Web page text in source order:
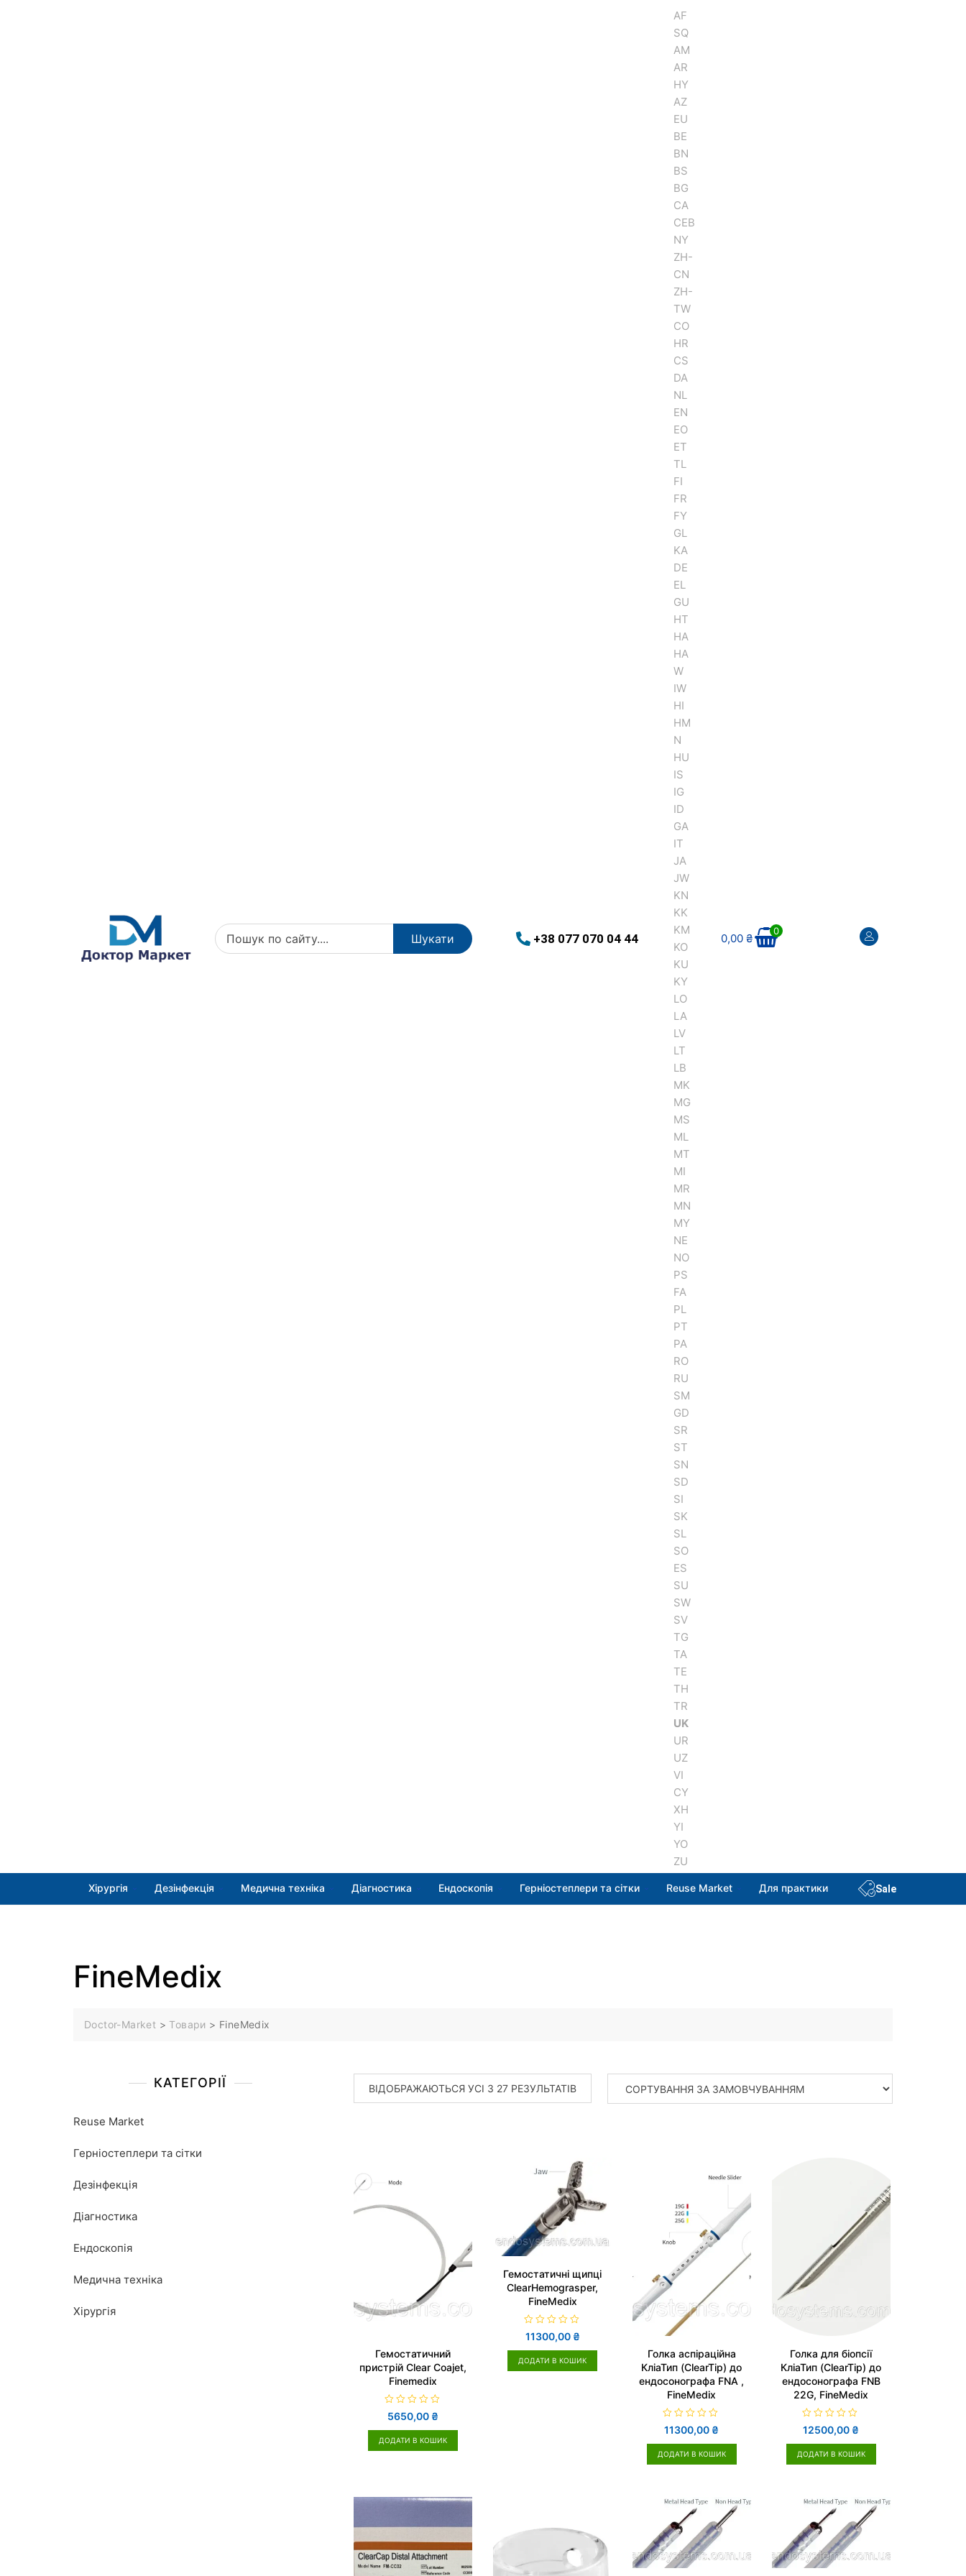
Шукати +38 077 070 04 44
AF
SQ
AM
AR
HY
AZ
EU
BE
BN
BS
BG
CA
CEB
NY
ZH-
CN
ZH-
TW
CO
HR
CS
DA
NL
EN
EO
ET
TL
FI
FR
FY
GL
KA
DE
EL
GU
HT
HA
HA
W
IW
HI
HM
N
HU
IS
IG
ID
GA
IT
JA
JW
KN
KK
KM
KO
KU
KY
LO
LA
LV
LT
LB
MK
MG
MS
ML
MT
MI
MR
MN
MY
NE
NO
PS
FA
PL
PT
PA
RO
RU
SM
GD
SR
ST
SN
SD
SI
SK
SL
SO
ES
SU
SW
SV
TG
TA
TE
TH
TR
UK
UR
UZ
VI
CY
XH
YI
YO
ZU
0,00₴
0
Хірургія Дезінфекція Медична техніка Діагностика Ендоскопія Герніостеплери та сітки Reuse Market Для практики Sale
FineMedix
Doctor-Market >Товари > FineMedix
КАТЕГОРІЇ
Reuse Market
Герніостеплери та сітки
Дезінфекція
Діагностика
Ендоскопія
Медична техніка
Хірургія
ВІДОБРАЖАЮТЬСЯ УСІ З 27 РЕЗУЛЬТАТІВ
Гемостатичний
пристрій Clear Coajet,
Finemedix
О
ц
і
н
5
5650,00 ₴
ДОДАТИ В КОШИК
Гемостатичні щипці
ClearHemograsper,
FineMedix
О
ц
і
н
е
11300,00 ₴
ДОДАТИ В КОШИК
Голка аспіраційна
КліаТип (ClearTip) до
ендосонографа FNA ,
FineMedix
О
ц
і
н
з
11300,00 ₴
ДОДАТИ В КОШИК
Голка для біопсії
КліаТип (ClearTip) до
ендосонографа FNB
22G, FineMedix
О
ц
і
н
з
12500,00 ₴
ДОДАТИ В КОШИК